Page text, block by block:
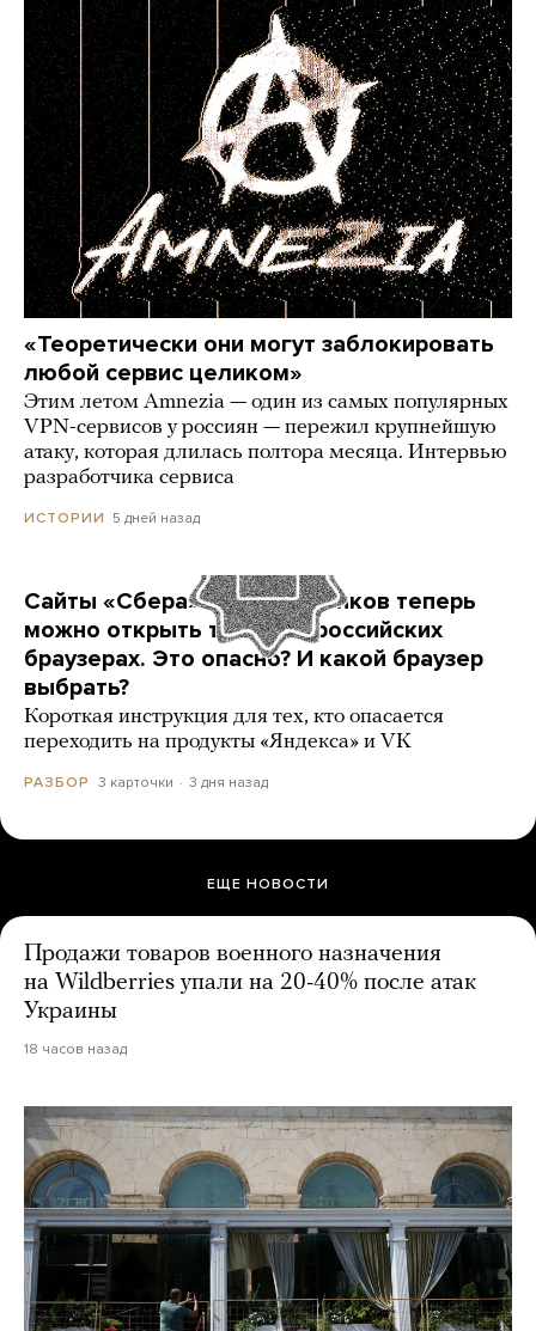
«Теоретически они могут заблокировать
любой сервис целиком»
Этим летом Amnezia — один из самых популярных
VPN-сервисов у россиян — пережил крупнейшую
атаку, которая длилась полтора месяца. Интервью
разработчика сервиса
ИСТОРИИ 5 дней назад
Сайты «Сбера» и других банков теперь
можно открыть только в российских
браузерах. Это опасно? И какой браузер
выбрать?
Короткая инструкция для тех, кто опасается
переходить на продукты «Яндекса» и VK
РАЗБОР 3 карточки 3 дня назад
ЕЩЕ НОВОСТИ
Продажи товаров военного назначения
на Wildberries упали на 20-40% после атак
Украины
18 часов назад